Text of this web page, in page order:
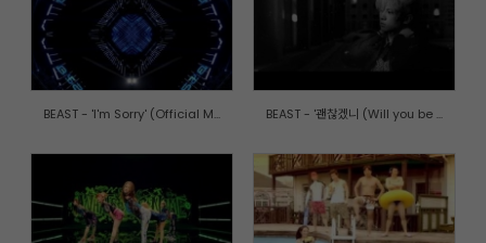
BEAST - 'I'm Sorry' (Official M... BEAST - '괜찮겠니 (Will you be ...